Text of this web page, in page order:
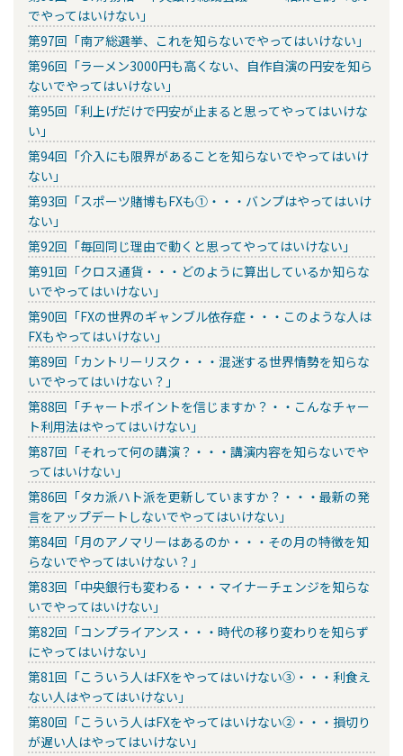
でやってはいけない」
第97回「南ア総選挙、これを知らないでやってはいけない」
第96回「ラーメン3000円も高くない、自作自演の円安を知ら
ないでやってはいけない」
第95回「利上げだけで円安が止まると思ってやってはいけな
い」
第94回「介入にも限界があることを知らないでやってはいけ
ない」
第93回「スポーツ賭博もFXも①・・・バンプはやってはいけ
ない」
第92回「毎回同じ理由で動くと思ってやってはいけない」
第91回「クロス通貨・・・どのように算出しているか知らな
いでやってはいけない」
第90回「FXの世界のギャンブル依存症・・・このような人は
FXもやってはいけない」
第89回「カントリーリスク・・・混迷する世界情勢を知らな
いでやってはいけない？」
第88回「チャートポイントを信じますか？・・こんなチャー
ト利用法はやってはいけない」
第87回「それって何の講演？・・・講演内容を知らないでや
ってはいけない」
第86回「タカ派ハト派を更新していますか？・・・最新の発
言をアップデートしないでやってはいけない」
第84回「月のアノマリーはあるのか・・・その月の特徴を知
らないでやってはいけない？」
第83回「中央銀行も変わる・・・マイナーチェンジを知らな
いでやってはいけない」
第82回「コンプライアンス・・・時代の移り変わりを知らず
にやってはいけない」
第81回「こういう人はFXをやってはいけない③・・・利食え
ない人はやってはいけない」
第80回「こういう人はFXをやってはいけない②・・・損切り
が遅い人はやってはいけない」